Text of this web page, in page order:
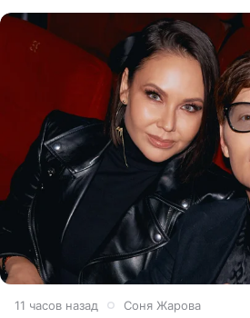
11 часов назад Соня Жарова